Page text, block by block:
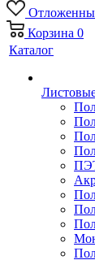
Корзина 0
Каталог